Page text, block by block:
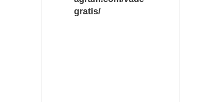
gratis/